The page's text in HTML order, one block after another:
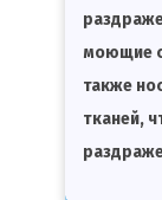
моющие
также
тканей,